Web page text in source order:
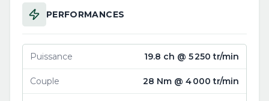
PERFORMANCES
Puissance 19.8 ch @ 5 250 tr/min
Couple 28 Nm @ 4 000 tr/min